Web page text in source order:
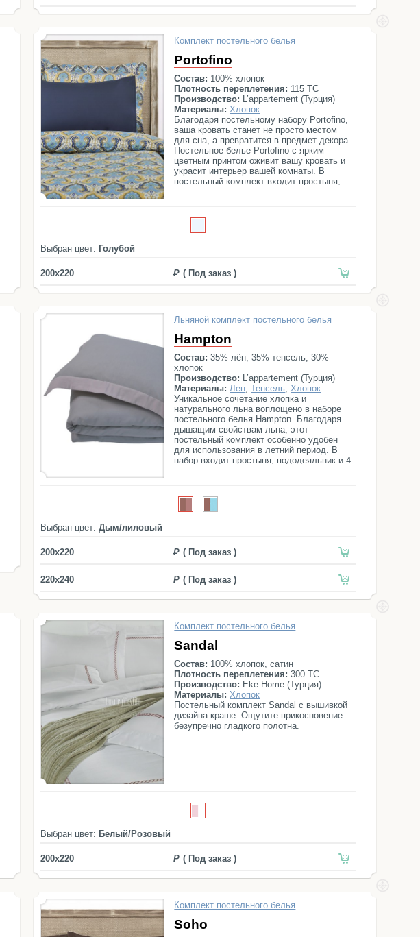
Комплект постельного белья
Portofino
Состав: 100% хлопок
Плотность переплетения: 115 ТС
Производство: L’appartement (Турция)
Материалы: Хлопок
Благодаря постельному набору Portofino,
ваша кровать станет не просто местом
для сна, а превратится в предмет декора.
Постельное белье Portofino с ярким
цветным принтом оживит вашу кровать и
украсит интерьер вашей комнаты. В
постельный комплект входит простыня,
Выбран цвет: Голубой
200x220 ( Под заказ )
Льняной комплект постельного белья
Hampton
Состав: 35% лён, 35% тенсель, 30%
хлопок
Производство: L’appartement (Турция)
Материалы: Лен,Тенсель,Хлопок
Уникальное сочетание хлопка и
натурального льна воплощено в наборе
постельного белья Hampton. Благодаря
дышащим свойствам льна, этот
постельный комплект особенно удобен
для использования в летний период. В
набор входит простыня, пододеяльник и 4
Выбран цвет:Дым/лиловый
200x220 ( Под заказ )
220x240 ( Под заказ )
Комплект постельного белья
Sandal
Состав: 100% хлопок, сатин
Плотность переплетения: 300 ТС
Производство: Eke Home (Турция)
Материалы: Хлопок
Постельный комплект Sandal с вышивкой
дизайна краше. Ощутите прикосновение
безупречно гладкого полотна.
Выбран цвет: Белый/Розовый
200x220 ( Под заказ )
Комплект постельного белья
Soho